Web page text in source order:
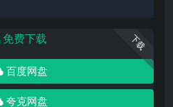
下载
免费下载
百度网盘
夸克网盘